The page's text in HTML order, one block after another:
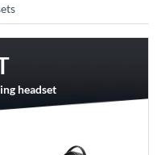
headset